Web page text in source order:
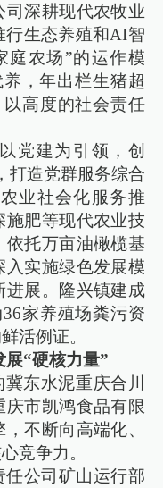
深耕现代农牧业
行生态养殖和AI智
庭农场”的运作模
，年出栏生猪超
高度的社会责任
党建为引领，创
打造党群服务综合
业社会化服务推
施肥等现代农业技
依托万亩油橄榄基
实施绿色发展模
进展。隆兴镇建成
家养殖场粪污资
活例证。
“硬核力量”
东水泥重庆合川
市凯鸿食品有限
不断向高端化、
竞争力。
公司矿山运行部